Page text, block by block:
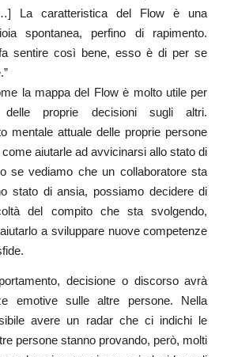
La caratteristica del Flow è una
spontanea, perfino di rapimento.
sentire così bene, esso è di per se
la mappa del Flow è molto utile per
delle proprie decisioni sugli altri.
mentale attuale delle proprie persone
aiutarle ad avvicinarsi allo stato di
se vediamo che un collaboratore sta
stato di ansia, possiamo decidere di
del compito che sta svolgendo,
a sviluppare nuove competenze
decisione o discorso avrà
emotive sulle altre persone. Nella
avere un radar che ci indichi le
persone stanno provando, però, molti